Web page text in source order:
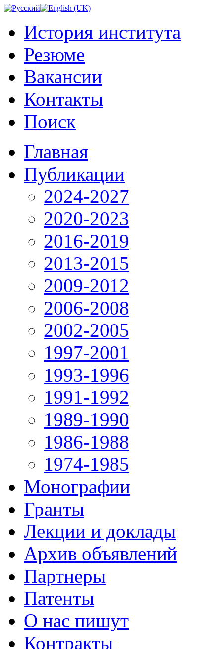
История института
Резюме
Вакансии
Контакты
Поиск
Главная
Публикации
2024-2027
2020-2023
2016-2019
2013-2015
2009-2012
2006-2008
2002-2005
1997-2001
1993-1996
1991-1992
1989-1990
1986-1988
1974-1985
Монографии
Гранты
Лекции и доклады
Архив объявлений
Партнеры
Патенты
О нас пишут
Контракты